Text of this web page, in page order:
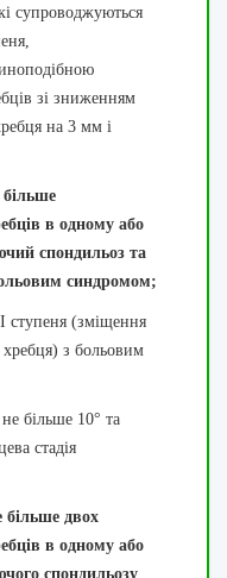
супроводжуються
зі зниженням
на 3 мм і
в одному або
спондильоз та
синдромом;
ступеня (зміщення
хребця) з больовим
більше 10° та
стадія
більше двох
в одному або
спондильозу